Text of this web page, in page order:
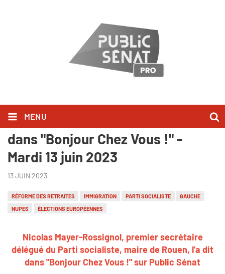
MENU
Nicolas Mayer-Rossignol l'a dit
dans "Bonjour Chez Vous !" -
Mardi 13 juin 2023
13 JUIN 2023
RÉFORME DES RETRAITES IMMIGRATION PARTI SOCIALISTE
GAUCHE
NUPES
ÉLECTIONS EUROPÉENNES
Nicolas Mayer-Rossignol, premier secrétaire
délégué du Parti socialiste, maire de Rouen, l'a dit
dans "Bonjour Chez Vous !" sur Public Sénat